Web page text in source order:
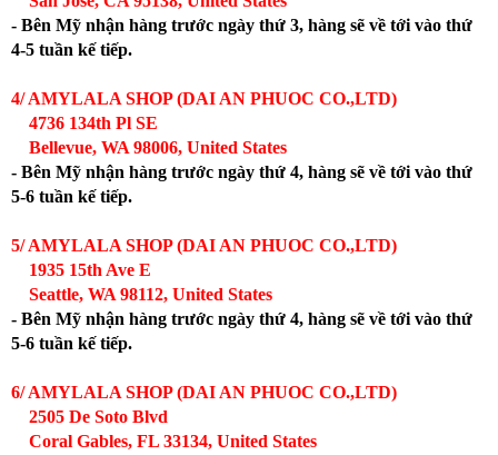
- Bên Mỹ nhận hàng trước ngày thứ 3, hàng sẽ về tới vào thứ
4-5 tuần kế tiếp.
4/ AMYLALA SHOP (DAI AN PHUOC CO.,LTD)
4736 134th Pl SE
Bellevue, WA 98006, United States
- Bên Mỹ nhận hàng trước ngày thứ 4, hàng sẽ về tới vào thứ
5-6 tuần kế tiếp.
5/ AMYLALA SHOP (DAI AN PHUOC CO.,LTD)
1935 15th Ave E
Seattle, WA 98112, United States
- Bên Mỹ nhận hàng trước ngày thứ 4, hàng sẽ về tới vào thứ
5-6 tuần kế tiếp.
6/ AMYLALA SHOP (DAI AN PHUOC CO.,LTD)
2505 De Soto Blvd
Coral Gables, FL 33134, United States